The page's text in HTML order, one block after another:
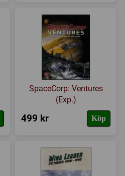
SpaceCorp: Ventures
(Exp.)
499 kr Köp